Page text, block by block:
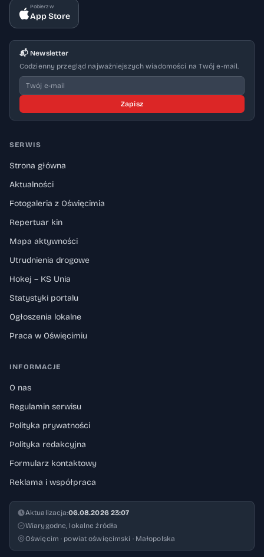
Pobierz w
App Store
📬 Newsletter
Codzienny przegląd najważniejszych wiadomości na Twój e-mail.
Zapisz
SERWIS
Strona główna
Aktualności
Fotogaleria z Oświęcimia
Repertuar kin
Mapa aktywności
Utrudnienia drogowe
Hokej – KS Unia
Statystyki portalu
Ogłoszenia lokalne
Praca w Oświęcimiu
INFORMACJE
O nas
Regulamin serwisu
Polityka prywatności
Polityka redakcyjna
Formularz kontaktowy
Reklama i współpraca
Aktualizacja:06.08.2026 23:07
Wiarygodne, lokalne źródła
Oświęcim · powiat oświęcimski · Małopolska